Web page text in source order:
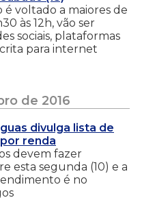
voltado a maiores de
às 12h, vão ser
sociais, plataformas
para internet
de 2016
divulga lista de
renda
devem fazer
esta segunda (10) e a
é no